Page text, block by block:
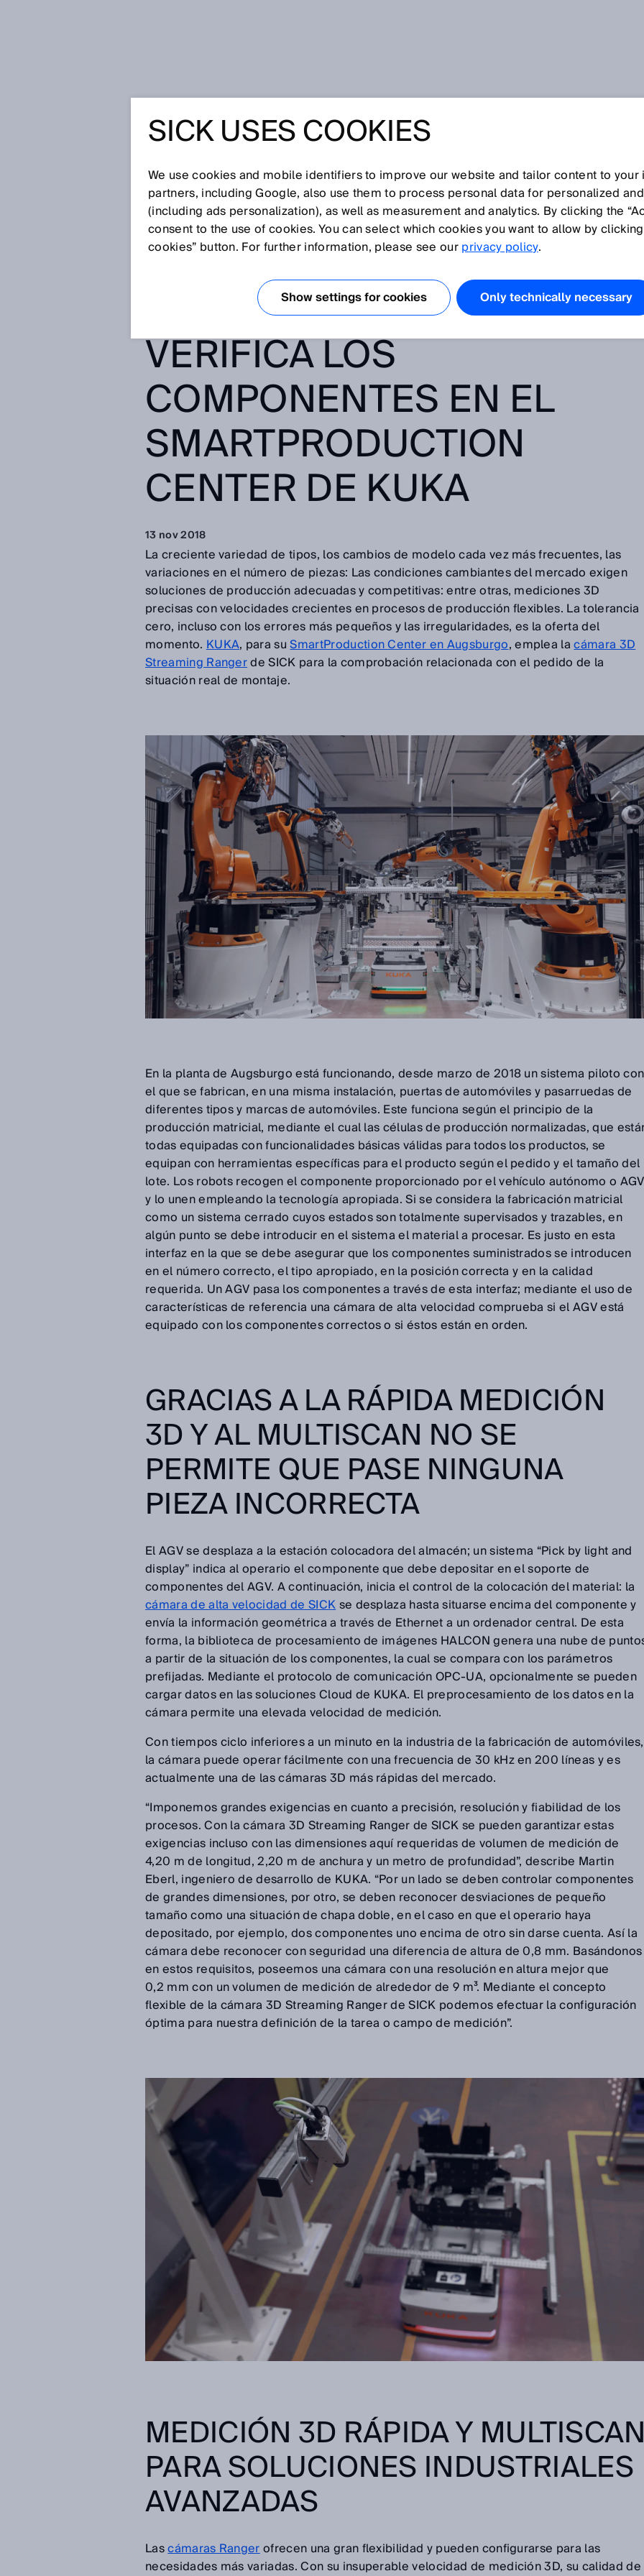
¿Bicicletas y coches en la misma instalación? La cámara de alta velocidad de SICK verifica los
componentes en el SmartProduction Center de KUKA
¿BICICLETAS Y COCHES EN
LA MISMA INSTALACIÓN?
LA CÁMARA DE ALTA
VELOCIDAD DE SICK
VERIFICA LOS
COMPONENTES EN EL
SMARTPRODUCTION
CENTER DE KUKA
13 nov 2018
La creciente variedad de tipos, los cambios de modelo cada vez más frecuentes, las
variaciones en el número de piezas: Las condiciones cambiantes del mercado exigen
soluciones de producción adecuadas y competitivas: entre otras, mediciones 3D
precisas con velocidades crecientes en procesos de producción flexibles. La tolerancia
cero, incluso con los errores más pequeños y las irregularidades, es la oferta del
momento. KUKA, para suSmartProduction Center en Augsburgo, emplea lacámara 3D
Streaming Rangerde SICK para la comprobación relacionada con el pedido de la
situación real de montaje.
En la planta de Augsburgo está funcionando, desde marzo de 2018 un sistema piloto con
el que se fabrican, en una misma instalación, puertas de automóviles y pasarruedas de
diferentes tipos y marcas de automóviles. Este funciona según el principio de la
producción matricial, mediante el cual las células de producción normalizadas, que
todas equipadas con funcionalidades básicas válidas para todos los productos, se
equipan con herramientas específicas para el producto según el pedido y el tamaño del
lote. Los robots recogen el componente proporcionado por el vehículo autónomo o AGV
y lo unen empleando la tecnología apropiada. Si se considera la fabricación matricial
como un sistema cerrado cuyos estados son totalmente supervisados y trazables, en
algún punto se debe introducir en el sistema el material a procesar. Es justo en esta
interfaz en la que se debe asegurar que los componentes suministrados se introducen
en el número correcto, el tipo apropiado, en la posición correcta y en la calidad
requerida. Un AGV pasa los componentes a través de esta interfaz; mediante el uso de
características de referencia una cámara de alta velocidad comprueba si el AGV está
equipado con los componentes correctos o si éstos están en orden.
GRACIAS A LA RÁPIDA MEDICIÓN
3D Y AL MULTISCAN NO SE
PERMITE QUE PASE NINGUNA
PIEZA INCORRECTA
El AGV se desplaza a la estación colocadora del almacén; un sistema “Pick by light and
display” indica al operario el componente que debe depositar en el soporte de
componentes del AGV. A continuación, inicia el control de la colocación del material: la
cámara de alta velocidad de SICKse desplaza hasta situarse encima del componente y
envía la información geométrica a través de Ethernet a un ordenador central. De esta
forma, la biblioteca de procesamiento de imágenes HALCON genera una nube de
a partir de la situación de los componentes, la cual se compara con los parámetros
prefijadas. Mediante el protocolo de comunicación OPC-UA, opcionalmente se pueden
cargar datos en las soluciones Cloud de KUKA. El preprocesamiento de los datos en la
cámara permite una elevada velocidad de medición.
Con tiempos ciclo inferiores a un minuto en la industria de la fabricación de automóviles,
la cámara puede operar fácilmente con una frecuencia de 30 kHz en 200 líneas y es
actualmente una de las cámaras 3D más rápidas del mercado.
“Imponemos grandes exigencias en cuanto a precisión, resolución y fiabilidad de los
procesos. Con la cámara 3D Streaming Ranger de SICK se pueden garantizar estas
exigencias incluso con las dimensiones aquí requeridas de volumen de medición de
4,20 m de longitud, 2,20 m de anchura y un metro de profundidad”, describe Martin
Eberl, ingeniero de desarrollo de KUKA. “Por un lado se deben controlar componentes
de grandes dimensiones, por otro, se deben reconocer desviaciones de pequeño
tamaño como una situación de chapa doble, en el caso en que el operario haya
depositado, por ejemplo, dos componentes uno encima de otro sin darse cuenta. Así la
cámara debe reconocer con seguridad una diferencia de altura de 0,8 mm. Basándonos
en estos requisitos, poseemos una cámara con una resolución en altura mejor que
0,2 mm con un volumen de medición de alrededor de 9 m³. Mediante el concepto
flexible de la cámara 3D Streaming Ranger de SICK podemos efectuar la configuración
óptima para nuestra definición de la tarea o campo de medición”.
MEDICIÓN 3D RÁPIDA Y
PARA SOLUCIONES INDUSTRIALES
AVANZADAS
Lascámaras Rangerofrecen una gran flexibilidad y pueden configurarse para las
necesidades más variadas. Con su insuperable velocidad de medición 3D, su calidad de
SICK USES COOKIES
We use cookies and mobile identifiers to improve our website and tailor content to
partners, including Google, also use them to process personal data for personalized
(including ads personalization), as well as measurement and analytics. By clicking the
consent to the use of cookies. You can select which cookies you want to allow by
cookies” button. For further information, please see ourprivacy policy.
Show settings for cookies Only technically necessary